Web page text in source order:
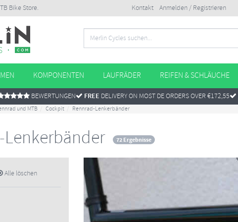
Bike Store. Kontakt Anmelden / Registrieren
KOMPONENTEN LAUFRÄDER REIFEN & SCHLÄUCHE
BEWERTUNGEN FREE DELIVERY ON MOST DE ORDERS OVER €172,55
und MTB Cockpit Rennrad-Lenkerbänder
Lenkerbänder 72 Ergebnisse
Alle löschen